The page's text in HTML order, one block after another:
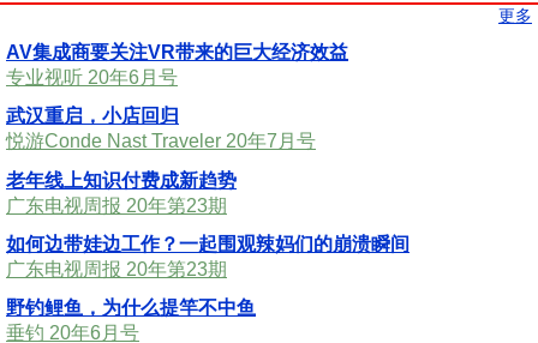
更多
AV集成商要关注VR带来的巨大经济效益
专业视听 20年6月号
武汉重启，小店回归
悦游Conde Nast Traveler 20年7月号
老年线上知识付费成新趋势
广东电视周报 20年第23期
如何边带娃边工作？一起围观辣妈们的崩溃瞬间
广东电视周报 20年第23期
野钓鲤鱼，为什么提竿不中鱼
垂钓 20年6月号